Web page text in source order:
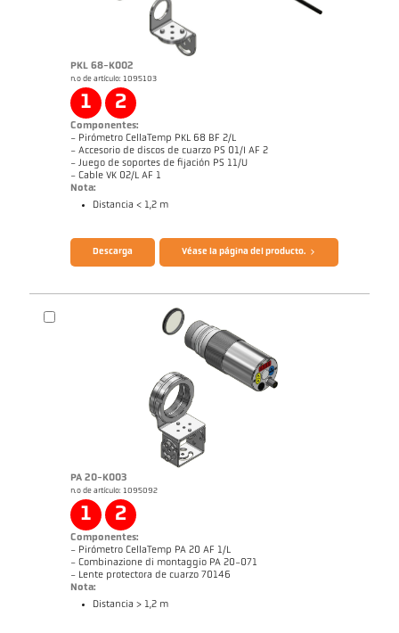
PKL 68-K002
n.o de artículo: 1095103
1 2
Componentes:
- Pirómetro CellaTemp PKL 68 BF 2/L
- Accesorio de discos de cuarzo PS 01/I AF 2
- Juego de soportes de fijación PS 11/U
- Cable VK 02/L AF 1
Nota:
Distancia < 1,2 m
Folleto CellaTemp PK PKF PKL
Descarga Véase la página del producto.
PA 20-K003
n.o de artículo: 1095092
1 2
Componentes:
- Pirómetro CellaTemp PA 20 AF 1/L
- Combinazione di montaggio PA 20-071
- Lente protectora de cuarzo 70146
Nota:
Distancia > 1,2 m
Folleto CellaTemp PA